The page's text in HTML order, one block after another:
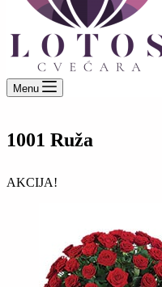
Menu
1001 Ruža
AKCIJA!